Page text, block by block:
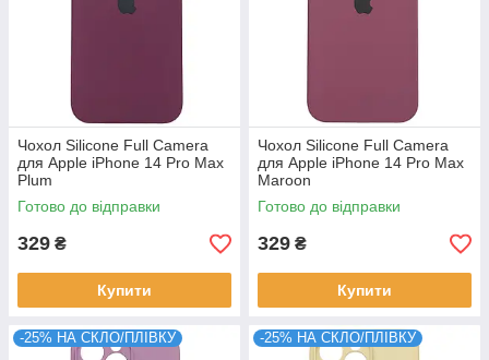
Чохол Silicone Full Camera
для Apple iPhone 14 Pro Max
Plum
Готово до відправки
329 ₴
Купити
Чохол Silicone Full Camera
для Apple iPhone 14 Pro Max
Maroon
Готово до відправки
329 ₴
Купити
-25% НА СКЛО/ПЛІВКУ -25% НА СКЛО/ПЛІВКУ